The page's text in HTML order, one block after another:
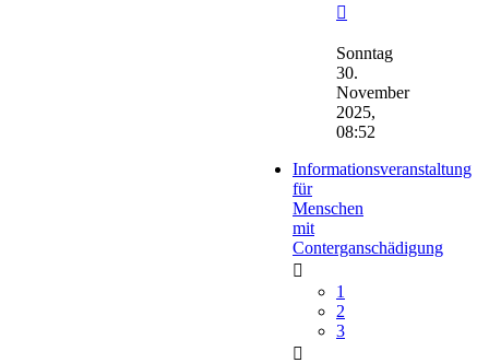
Beitrag
Sonntag
30.
November
2025,
08:52
Informationsveranstaltung
für
Menschen
mit
Conterganschädigung
1
2
3